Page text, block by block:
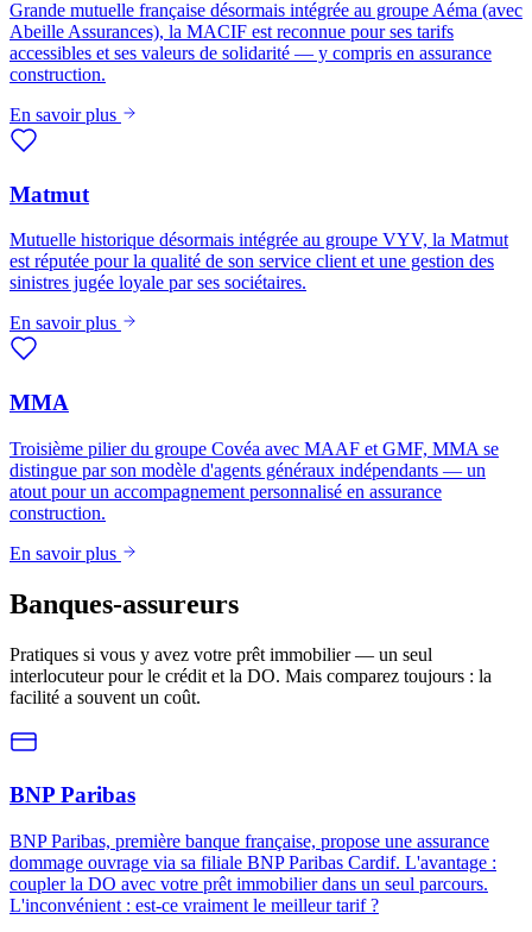
Grande mutuelle française désormais intégrée au groupe Aéma (avec
Abeille Assurances), la MACIF est reconnue pour ses tarifs
accessibles et ses valeurs de solidarité — y compris en assurance
construction.
En savoir plus
Matmut
Mutuelle historique désormais intégrée au groupe VYV, la Matmut
est réputée pour la qualité de son service client et une gestion des
sinistres jugée loyale par ses sociétaires.
En savoir plus
MMA
Troisième pilier du groupe Covéa avec MAAF et GMF, MMA se
distingue par son modèle d'agents généraux indépendants — un
atout pour un accompagnement personnalisé en assurance
construction.
En savoir plus
Banques-assureurs
Pratiques si vous y avez votre prêt immobilier — un seul
interlocuteur pour le crédit et la DO. Mais comparez toujours : la
facilité a souvent un coût.
BNP Paribas
BNP Paribas, première banque française, propose une assurance
dommage ouvrage via sa filiale BNP Paribas Cardif. L'avantage :
coupler la DO avec votre prêt immobilier dans un seul parcours.
L'inconvénient : est-ce vraiment le meilleur tarif ?